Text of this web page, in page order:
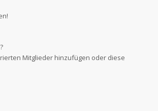
Mitglieder hinzufügen oder diese